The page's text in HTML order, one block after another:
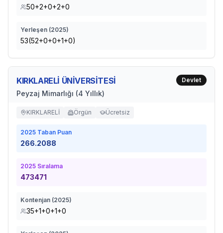
50+2+0+2+0
Yerleşen (2025)
53(52+0+0+1+0)
KIRKLARELİ ÜNİVERSİTESİ
Peyzaj Mimarlığı (4 Yıllık)
Devlet
KIRKLARELİ Örgün Ücretsiz
2025 Taban Puan
266.2088
2025 Sıralama
473471
Kontenjan (2025)
35+1+0+1+0